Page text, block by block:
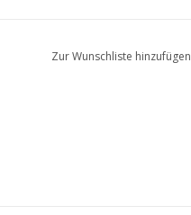
Zur Wunschliste hinzufügen